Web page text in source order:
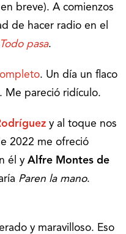
breve). A comienzos
de hacer radio en el
Todo pasa.
. Un día un flaco
Me pareció ridículo.
y al toque nos
2022 me ofreció
él y Alfre Montes de
Paren la mano.
y maravilloso. Eso